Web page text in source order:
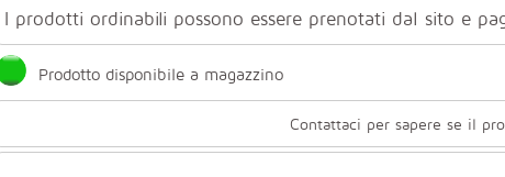
I prodotti ordinabili possono essere prenotati dal sito e
Prodotto disponibile a magazzino
Contattaci per sapere se il